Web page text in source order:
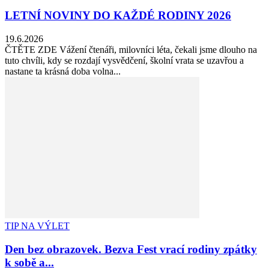
LETNÍ NOVINY DO KAŽDÉ RODINY 2026
19.6.2026
ČTĚTE ZDE Vážení čtenáři, milovníci léta, čekali jsme dlouho na
tuto chvíli, kdy se rozdají vysvědčení, školní vrata se uzavřou a
nastane ta krásná doba volna...
TIP NA VÝLET
Den bez obrazovek. Bezva Fest vrací rodiny zpátky
k sobě a...